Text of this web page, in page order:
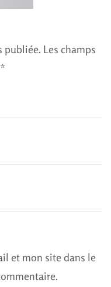
publiée. Les champs
*
et mon site dans le